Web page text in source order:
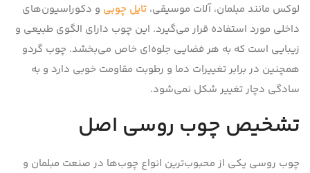
لوکس مانند مبلمان، آلات موسیقی، تایل چوبی و دکوراسیون‌های
داخلی مورد استفاده قرار می‌گیرد. این چوب دارای الگوی طبیعی و
زیبایی است که به هر فضایی جلوه‌ای خاص می‌بخشد. چوب گردو
همچنین در برابر تغییرات دما و رطوبت مقاومت خوبی دارد و به
سادگی دچار تغییر شکل نمی‌شود.
تشخیص چوب روسی اصل
چوب روسی یکی از محبوب‌ترین انواع چوب‌ها در صنعت مبلمان و